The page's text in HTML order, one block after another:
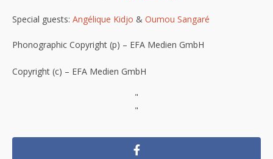
Special guests: Angélique Kidjo & Oumou Sangaré
Phonographic Copyright (p) – EFA Medien GmbH
Copyright (c) – EFA Medien GmbH
"
"